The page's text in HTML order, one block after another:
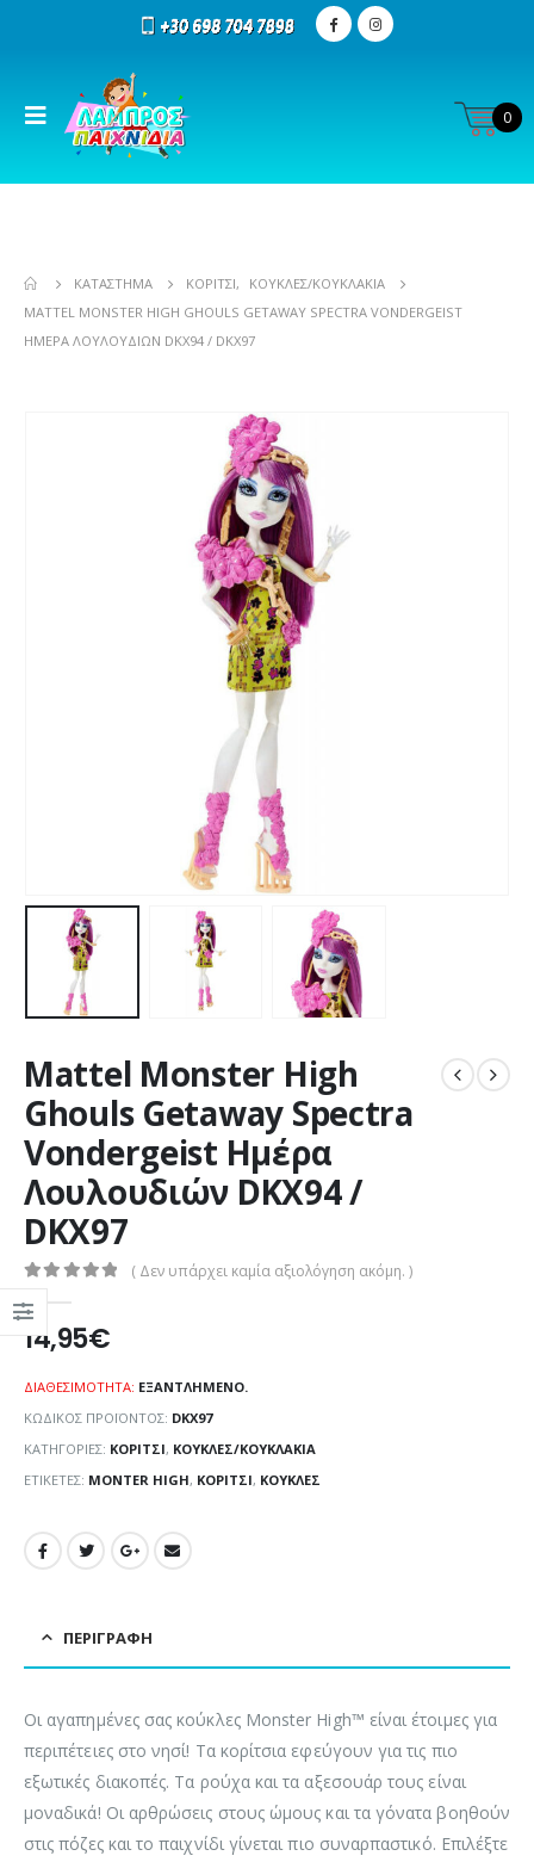
0
ΚΑΤΆΣΤΗΜΑ ΚΟΡΊΤΣΙ,
ΚΟΎΚΛΕΣ/ΚΟΥΚΛΆΚΙΑ
MATTEL MONSTER HIGH GHOULS GETAWAY SPECTRA VONDERGEIST
ΗΜΈΡΑ ΛΟΥΛΟΥΔΙΏΝ DKX94 / DKX97
Mattel Monster High
Ghouls Getaway Spectra
Vondergeist Ημέρα
Λουλουδιών DKX94 /
DKX97
( Δεν υπάρχει καμία αξιολόγηση ακόμη. )
14,95€
ΔΙΑΘΕΣΙΜΌΤΗΤΑ: ΕΞΑΝΤΛΗΜΈΝΟ.
ΚΩΔΙΚΌΣ ΠΡΟΪΌΝΤΟΣ: DKX97
ΚΑΤΗΓΟΡΊΕΣ: ΚΟΡΊΤΣΙ, ΚΟΎΚΛΕΣ/ΚΟΥΚΛΆΚΙΑ
ΕΤΙΚΈΤΕΣ: MONTER HIGH, ΚΟΡΊΤΣΙ, ΚΟΎΚΛΕΣ
ΠΕΡΙΓΡΑΦΉ
Οι αγαπημένες σας κούκλες Monster High™ είναι έτοιμες για
περιπέτειες στο νησί! Τα κορίτσια εφεύγουν για τις πιο
εξωτικές διακοπές. Τα ρούχα και τα αξεσουάρ τους είναι
μοναδικά! Οι αρθρώσεις στους ώμους και τα γόνατα βοηθούν
στις πόζες και το παιχνίδι γίνεται πιο συναρπαστικό. Επιλέξτε